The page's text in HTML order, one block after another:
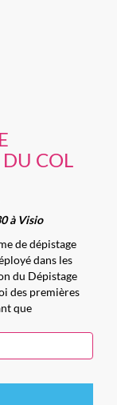
COL
à Visio
de dépistage
dans les
du Dépistage
des premières
que